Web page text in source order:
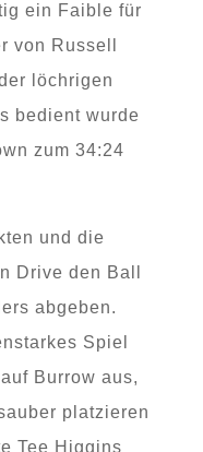
ein Faible für
von Russell
löchrigen
bedient wurde
zum 34:24
und die
Drive den Ball
abgeben.
Spiel
Burrow aus,
platzieren
Tee Higgins